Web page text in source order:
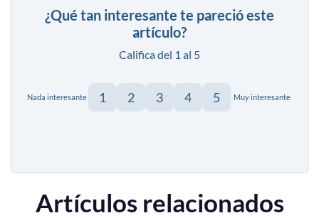
¿Qué tan interesante te pareció este
artículo?
Califica del 1 al 5
Nada interesante 1 2 3 4 5 Muy interesante
Artículos relacionados